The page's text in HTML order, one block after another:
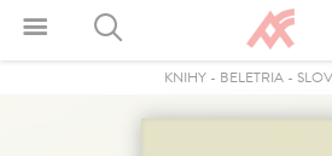
KNIHY- BELETRIA-